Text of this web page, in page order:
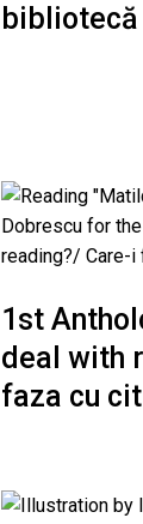
bibliotecă
1st
deal with
faza cu